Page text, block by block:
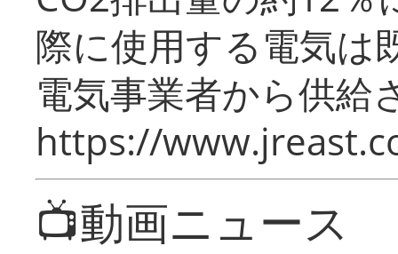
際に使用する電気は
電気事業者から供給
https://
📺動画ニュース